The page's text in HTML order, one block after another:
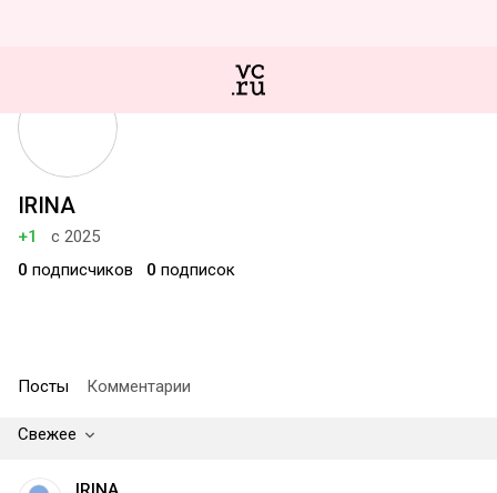
IRINA
+1
с 2025
0 подписчиков 0 подписок
Посты Комментарии
Свежее